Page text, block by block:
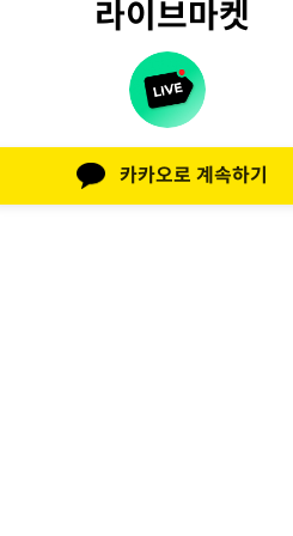
라이브마켓
카카오로 계속하기